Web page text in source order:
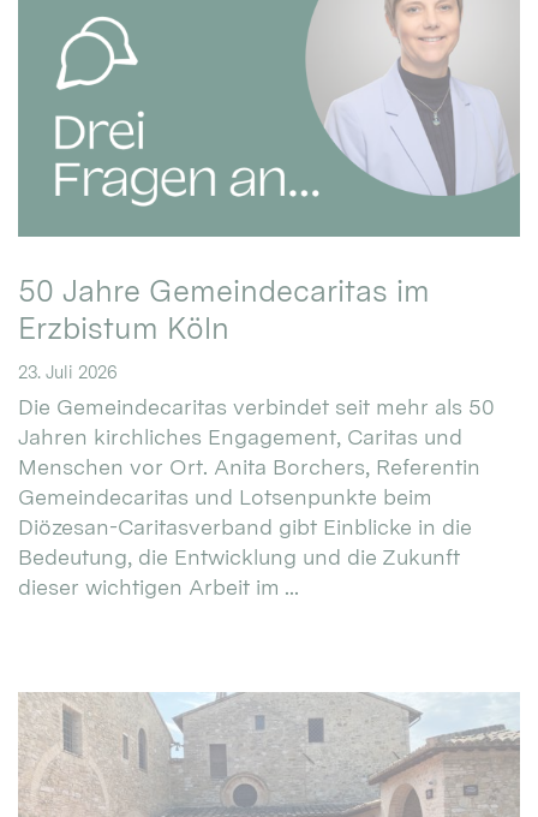
50 Jahre Gemeindecaritas im
Erzbistum Köln
23. Juli 2026
Die Gemeindecaritas verbindet seit mehr als 50
Jahren kirchliches Engagement, Caritas und
Menschen vor Ort. Anita Borchers, Referentin
Gemeindecaritas und Lotsenpunkte beim
Diözesan-Caritasverband gibt Einblicke in die
Bedeutung, die Entwicklung und die Zukunft
dieser wichtigen Arbeit im ...